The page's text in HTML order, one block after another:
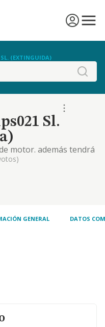
(EXTINGUIDA)
Sl.
motor. además tendrá
por mayor y menor de
GENERAL DATOS